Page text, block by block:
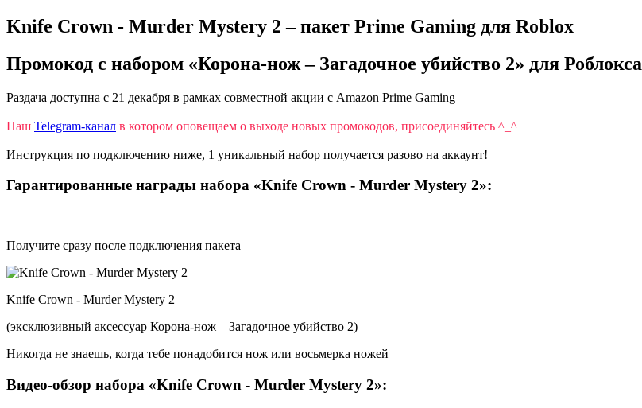
Knife Crown - Murder Mystery 2 – пакет Prime Gaming для Roblox
Промокод с набором «Корона-нож – Загадочное убийство 2» для Роблокса
Раздача доступна с 21 декабря в рамках совместной акции с Amazon Prime Gaming
Наш Telegram-канал в котором оповещаем о выходе новых промокодов, присоединяйтесь ^_^
Инструкция по подключению ниже, 1 уникальный набор получается разово на аккаунт!
Гарантированные награды набора «Knife Crown - Murder Mystery 2»:
Получите сразу после подключения пакета
Knife Crown - Murder Mystery 2
(эксклюзивный аксессуар Корона-нож – Загадочное убийство 2)
Никогда не знаешь, когда тебе понадобится нож или восьмерка ножей
Видео-обзор набора «Knife Crown - Murder Mystery 2»: